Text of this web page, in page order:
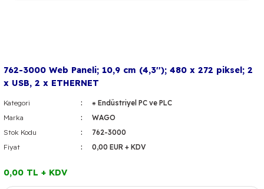
762-3000 Web Paneli; 10,9 cm (4,3''); 480 x 272 piksel; 2
x USB, 2 x ETHERNET
Kategori
⁕ Endüstriyel PC ve PLC
Marka
WAGO
Stok Kodu
762-3000
Fiyat
0,00 EUR + KDV
0,00 TL + KDV